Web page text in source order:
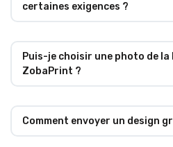
certaines exigences ?
Puis-je choisir une photo de la
ZobaPrint ?
Comment envoyer un design